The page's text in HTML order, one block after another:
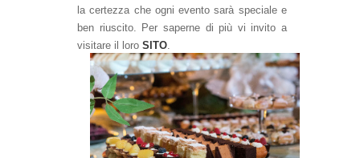
la certezza che ogni evento sarà speciale e
ben riuscito. Per saperne di più vi invito a
visitare il loro SITO.